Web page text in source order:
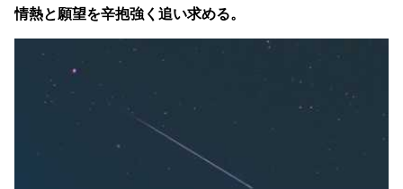
情熱と願望を辛抱強く追い求める。